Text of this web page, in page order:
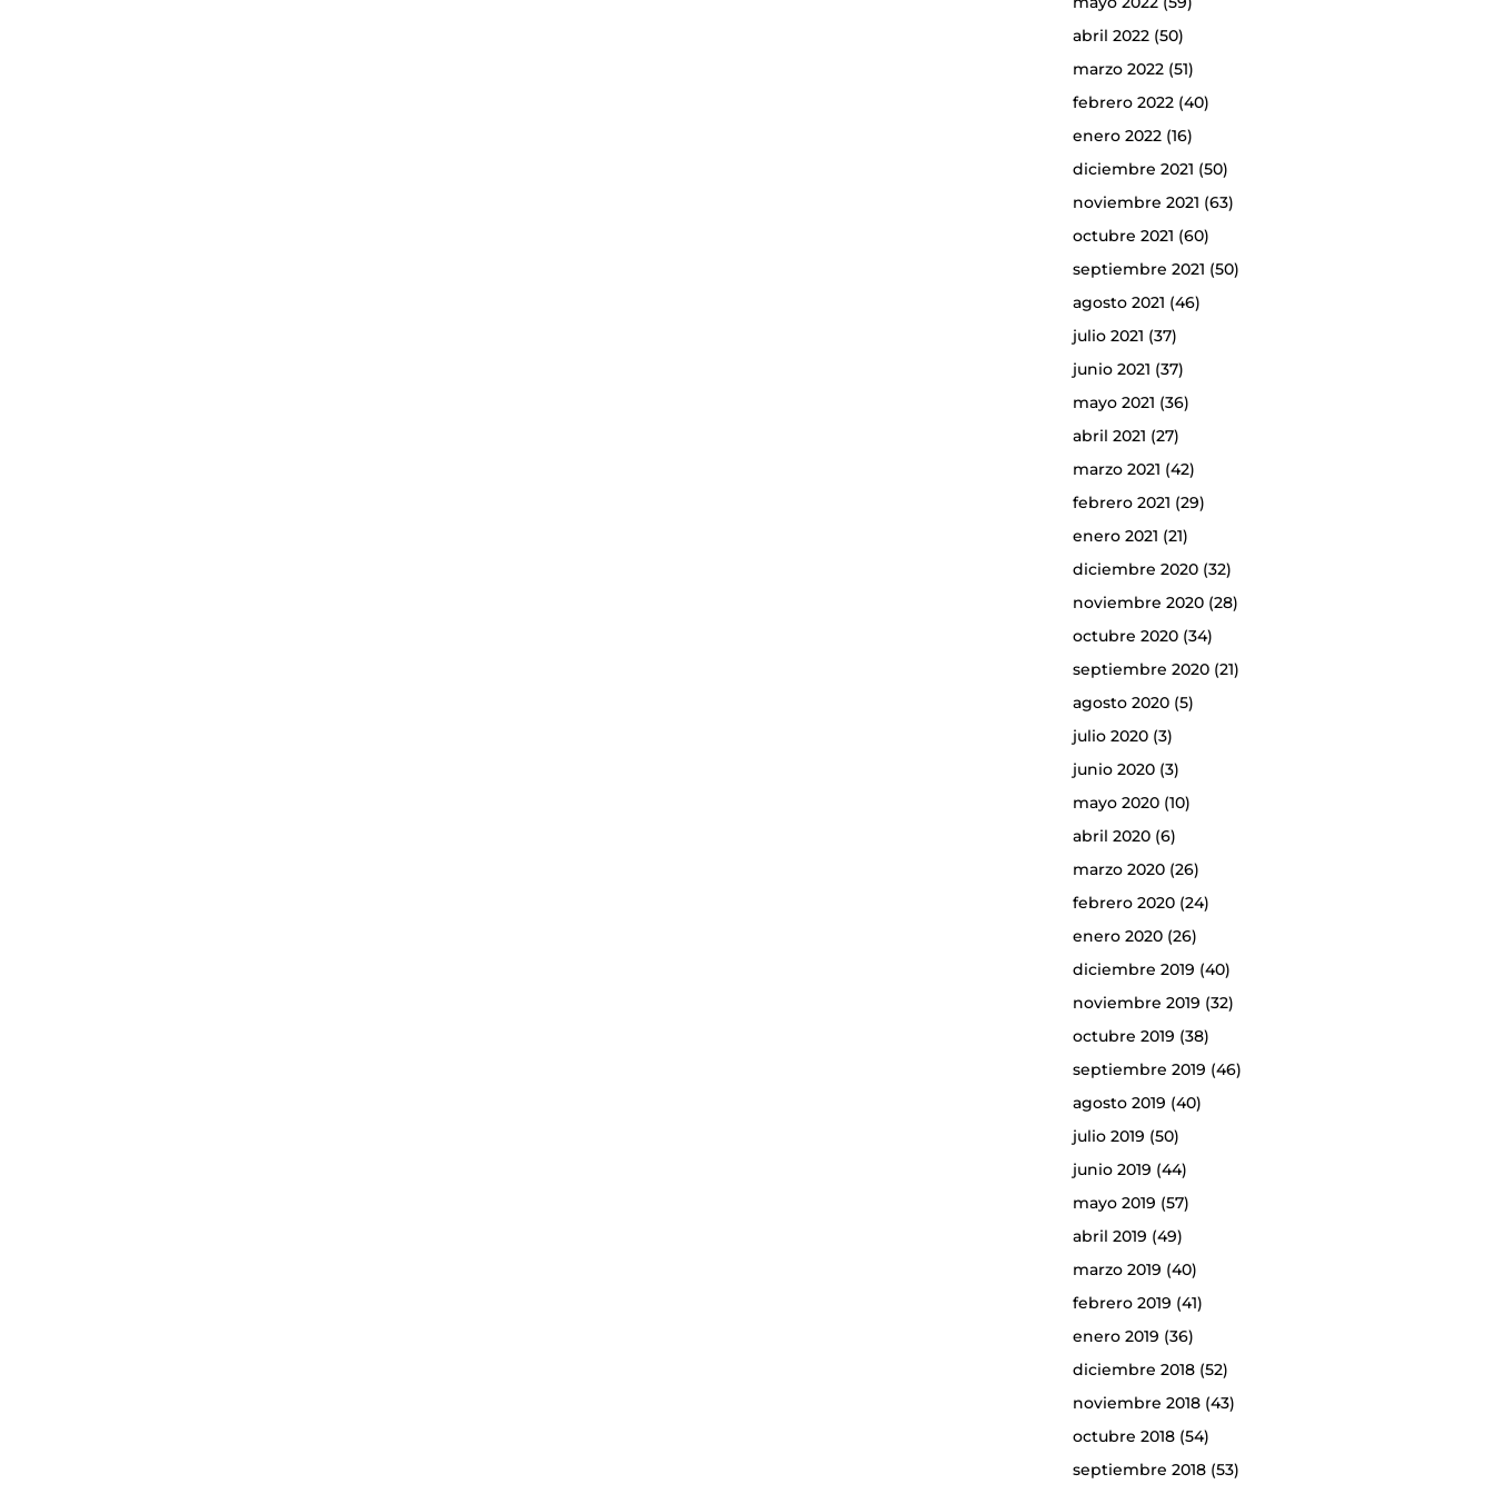
abril 2022(50)
marzo 2022(51)
febrero 2022(40)
enero 2022(16)
diciembre 2021 (50)
noviembre 2021 (63)
octubre 2021 (60)
septiembre 2021 (50)
agosto 2021 (46)
julio 2021 (37)
junio 2021 (37)
mayo 2021 (36)
abril 2021 (27)
marzo 2021 (42)
febrero 2021 (29)
enero 2021 (21)
diciembre 2020(32)
noviembre 2020(28)
octubre 2020(34)
septiembre 2020(21)
agosto 2020(5)
julio 2020(3)
junio 2020(3)
mayo 2020(10)
abril 2020(6)
marzo 2020(26)
febrero 2020(24)
enero 2020(26)
diciembre 2019 (40)
noviembre 2019 (32)
octubre 2019 (38)
septiembre 2019 (46)
agosto 2019 (40)
julio 2019 (50)
junio 2019 (44)
mayo 2019 (57)
abril 2019 (49)
marzo 2019 (40)
febrero 2019 (41)
enero 2019 (36)
diciembre 2018(52)
noviembre 2018(43)
octubre 2018(54)
septiembre 2018(53)